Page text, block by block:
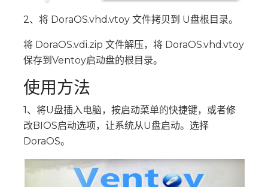
2、将 DoraOS.vhd.vtoy 文件拷贝到 U盘根目录。
将 DoraOS.vdi.zip 文件解压，将 DoraOS.vhd.vtoy
保存到Ventoy启动盘的根目录。
使用方法
1、将U盘插入电脑，按启动菜单的快捷键，或者修
改BIOS启动选项，让系统从U盘启动。选择
DoraOS。